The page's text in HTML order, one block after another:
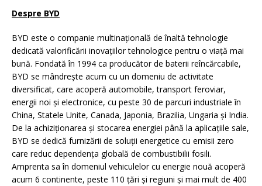
Despre BYD
BYD este o companie multinațională de înaltă tehnologie
dedicată valorificării inovațiilor tehnologice pentru o viață mai
bună. Fondată în 1994 ca producător de baterii reîncărcabile,
BYD se mândrește acum cu un domeniu de activitate
diversificat, care acoperă automobile, transport feroviar,
energii noi și electronice, cu peste 30 de parcuri industriale în
China, Statele Unite, Canada, Japonia, Brazilia, Ungaria și India.
De la achiziționarea și stocarea energiei până la aplicațiile sale,
BYD se dedică furnizării de soluții energetice cu emisii zero
care reduc dependența globală de combustibilii fosili.
Amprenta sa în domeniul vehiculelor cu energie nouă acoperă
acum 6 continente, peste 110 țări și regiuni și mai mult de 400